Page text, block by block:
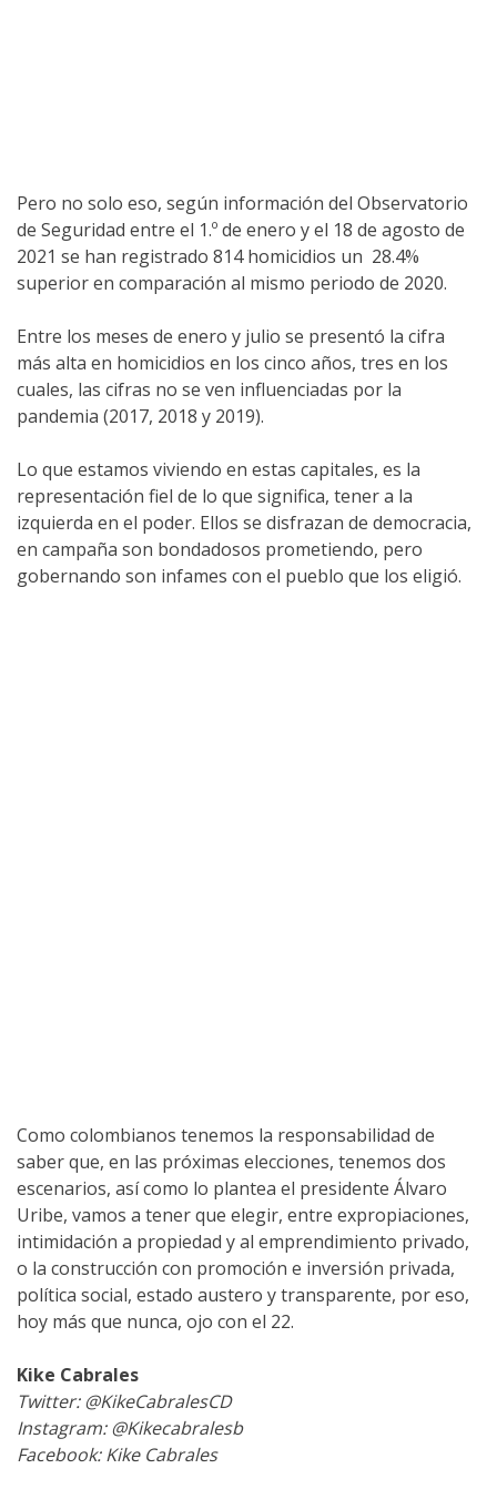
Pero no solo eso, según información del Observatorio
de Seguridad entre el 1.º de enero y el 18 de agosto de
2021 se han registrado 814 homicidios un 28.4%
superior en comparación al mismo periodo de 2020.
Entre los meses de enero y julio se presentó la cifra
más alta en homicidios en los cinco años, tres en los
cuales, las cifras no se ven influenciadas por la
pandemia (2017, 2018 y 2019).
Lo que estamos viviendo en estas capitales, es la
representación fiel de lo que significa, tener a la
izquierda en el poder. Ellos se disfrazan de democracia,
en campaña son bondadosos prometiendo, pero
gobernando son infames con el pueblo que los eligió.
Como colombianos tenemos la responsabilidad de
saber que, en las próximas elecciones, tenemos dos
escenarios, así como lo plantea el presidente Álvaro
Uribe, vamos a tener que elegir, entre expropiaciones,
intimidación a propiedad y al emprendimiento privado,
o la construcción con promoción e inversión privada,
política social, estado austero y transparente, por eso,
hoy más que nunca, ojo con el 22.
Kike Cabrales
Twitter: @KikeCabralesCD
Instagram: @Kikecabralesb
Facebook: Kike Cabrales